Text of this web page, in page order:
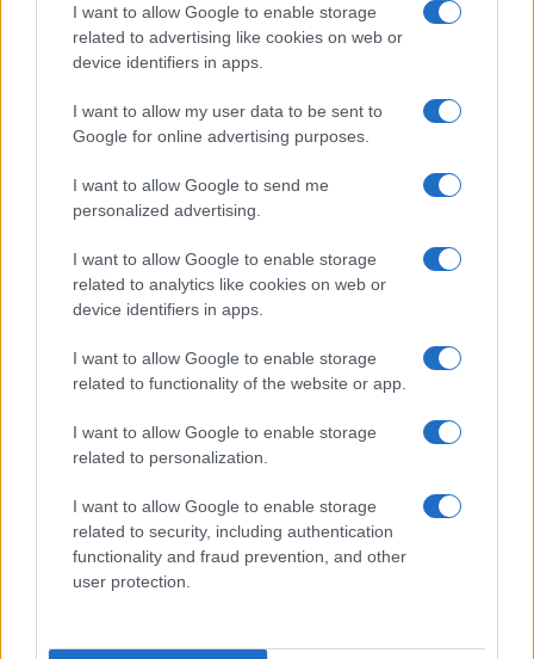
I want to allow Google to enable storage
related to advertising like cookies on web or
device identifiers in apps.
I want to allow my user data to be sent to
Google for online advertising purposes.
I want to allow Google to send me
personalized advertising.
I want to allow Google to enable storage
related to analytics like cookies on web or
device identifiers in apps.
I want to allow Google to enable storage
related to functionality of the website or app.
I want to allow Google to enable storage
related to personalization.
I want to allow Google to enable storage
related to security, including authentication
functionality and fraud prevention, and other
user protection.
Új és Használt GSM kiemelt ajánlatok
Nyugati GSM
195.000 Ft (új)